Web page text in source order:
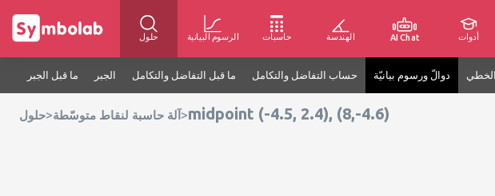
حلول الرسوم البيانية حاسبات الهندسة AI Chat أدوات
ما قبل الجبر الجبر ما قبل التفاضل والتكامل حساب التفاضل والتكامل دوالّ ورسوم بيانيّة الخطي
حلول>آلة حاسبة لنقاط متوسّطة >midpoint (-4.5, 2.4), (8,-4.6)